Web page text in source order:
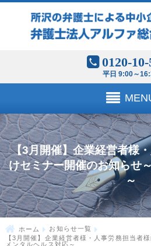
0120-
平日 9:00～
【3月開催】企業経営者様
けセミナー開催のお知らせ
～
ホーム
お知らせ一覧
【3月開催】企業経営者様・人事労務担当者
メンタルヘルス対応～